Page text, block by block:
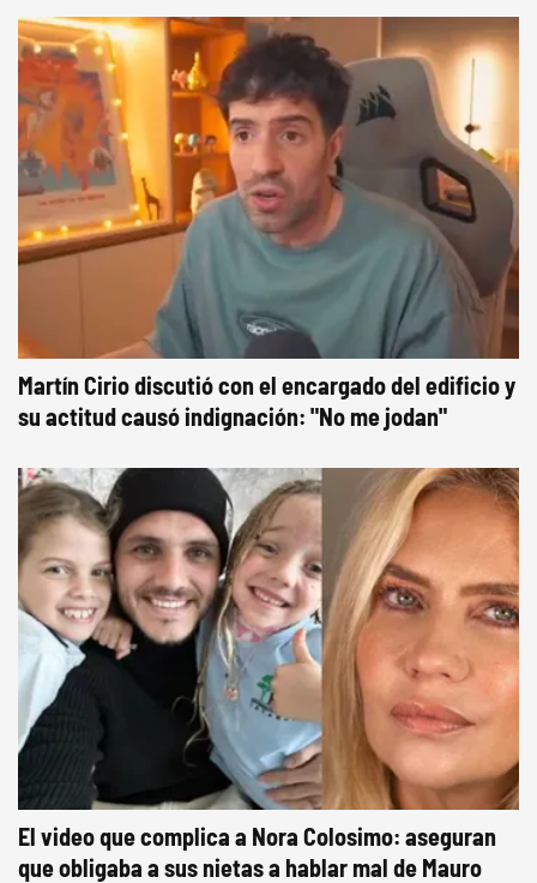
Martín Cirio discutió con el encargado del edificio y
su actitud causó indignación: "No me jodan"
El video que complica a Nora Colosimo: aseguran
que obligaba a sus nietas a hablar mal de Mauro